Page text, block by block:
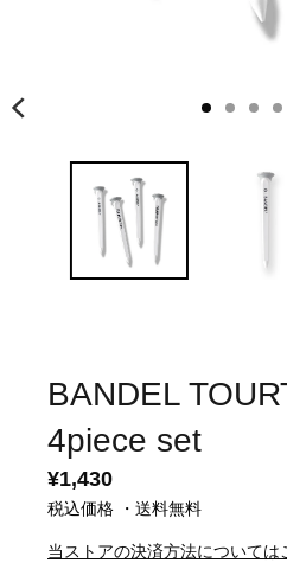
BANDEL
4piece set
¥1,430
税込価格 ・送料無料
当ストアの決済方法については